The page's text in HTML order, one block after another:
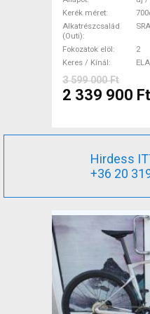
Force eTap
garanciával
Kerék méret
Alkatrészcsalád
(Outi)
Fokozatok elöl
2
Keres / Kínál
3 599 000 Ft
2 339 900 Ft
Hirdess
+36 20